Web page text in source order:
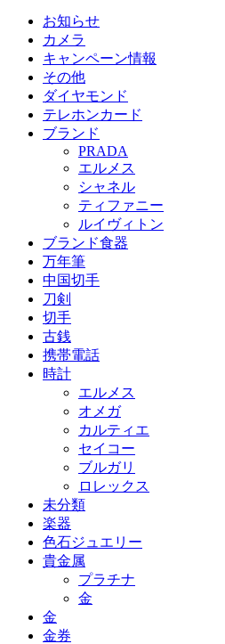
お知らせ
カメラ
キャンペーン情報
その他
ダイヤモンド
テレホンカード
ブランド
PRADA
エルメス
シャネル
ティファニー
ルイヴィトン
ブランド食器
万年筆
中国切手
刀剣
切手
古銭
携帯電話
時計
エルメス
オメガ
カルティエ
セイコー
ブルガリ
ロレックス
未分類
楽器
色石ジュエリー
貴金属
プラチナ
金
金
金券